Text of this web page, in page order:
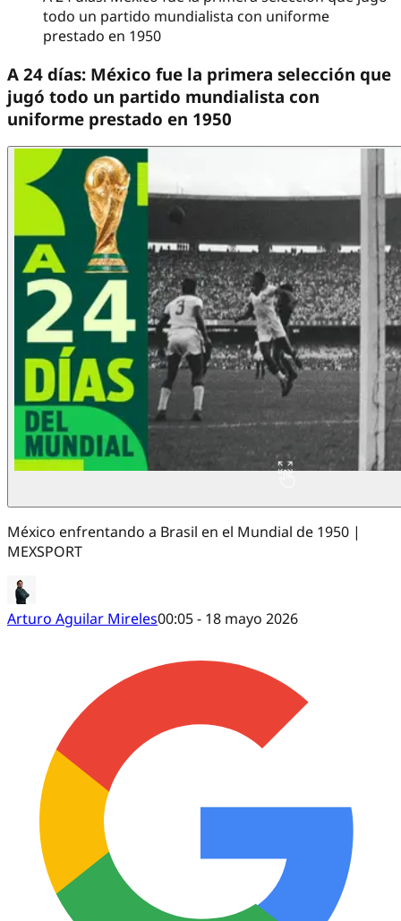
todo un partido mundialista con uniforme
prestado en 1950
A 24 días: México fue la primera selección que
jugó todo un partido mundialista con
uniforme prestado en 1950
México enfrentando a Brasil en el Mundial de 1950 |
MEXSPORT
Arturo Aguilar Mireles00:05 - 18 mayo 2026